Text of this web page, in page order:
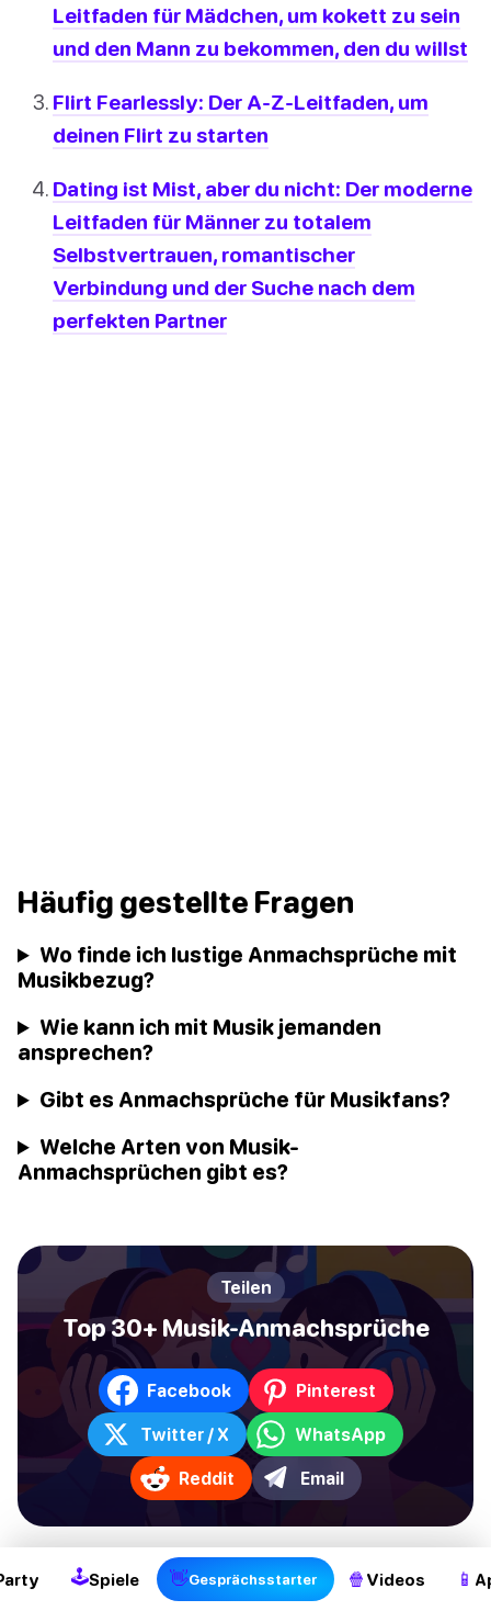
Leitfaden für Mädchen, um kokett zu sein
und den Mann zu bekommen, den du willst
Flirt Fearlessly: Der A-Z-Leitfaden, um
deinen Flirt zu starten
Dating ist Mist, aber du nicht: Der moderne
Leitfaden für Männer zu totalem
Selbstvertrauen, romantischer
Verbindung und der Suche nach dem
perfekten Partner
Häufig gestellte Fragen
Wo finde ich lustige Anmachsprüche mit
Musikbezug?
Wie kann ich mit Musik jemanden
ansprechen?
Gibt es Anmachsprüche für Musikfans?
Welche Arten von Musik-
Anmachsprüchen gibt es?
Teilen
Top 30+ Musik-Anmachsprüche
Facebook Pinterest
Twitter / X WhatsApp
Reddit Email
🕹Spiele 👋Gesprächsstarter 🍿 Videos 📱
Gesprächsstarter